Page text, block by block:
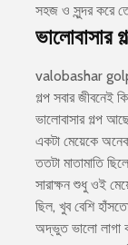
সহজ ও সুন্দর করে
ভালোবাসার
valobashar golpo
গল্প সবার জীবনেই
ভালোবাসার গল্প
একটা মেয়েকে
ততটা মাতামাতি
সারাক্ষন শুধু ওই
ছিল, খুব বেশি
অদ্ভুত ভালো লাগা